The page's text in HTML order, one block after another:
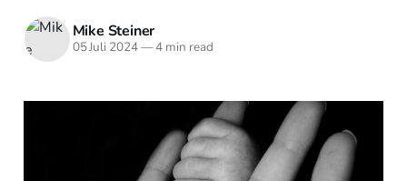
Mike Steiner
05 Juli 2024—4 min read